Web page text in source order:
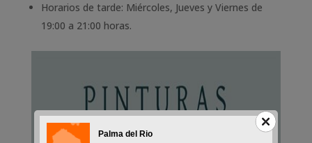
Horarios de tarde: Miércoles, Jueves y Viernes de
19:00 a 21:00 horas.
Palma del Rio